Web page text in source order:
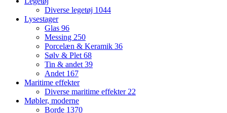
Diverse legetøj 1044
Lysestager
Glas 96
Messing 250
Porcelæn & Keramik 36
Sølv & Plet68
Tin & andet39
Andet 167
Maritime effekter
Diverse maritime effekter22
Møbler, moderne
Borde 1370